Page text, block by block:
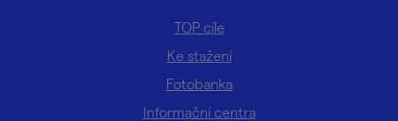
TOP cíle
Ke stažení
Fotobanka
Informační centra